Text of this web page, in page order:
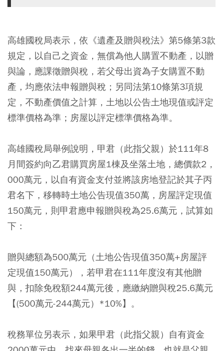
高雄國稅局表示，依《遺產及贈與稅法》第5條第3款
規定，以自己之資金，無償為他人購置不動產，以贈
與論，應課徵贈與稅，若父母出資為子女購置不動
產，均應依法申報贈與稅；另同法第10條第3項規
定，不動產價值之計算，土地以公告土地現值或評定
標準價格為準；房屋以評定標準價格為準。
高雄國稅局舉例說明，甲君（此指父親）於111年8
月間簽約向乙君購買房屋1棟及坐落土地，總價款2，
000萬元，以自有資金支付並將該房地登記於其子丙
君名下，移轉時土地公告現值350萬，房屋評定現值
150萬元，則甲君應申報贈與稅為25.6萬元，試算如
下：
贈與總額為500萬元（土地公告現值350萬+房屋評
定現值150萬元），若甲君在111年度沒有其他贈
與，扣除免稅額244萬元後，應繳納贈與稅25.6萬元
【(500萬元-244萬元）*10%】。
稅務單位另表示，如果甲君（此指父親）自有資金